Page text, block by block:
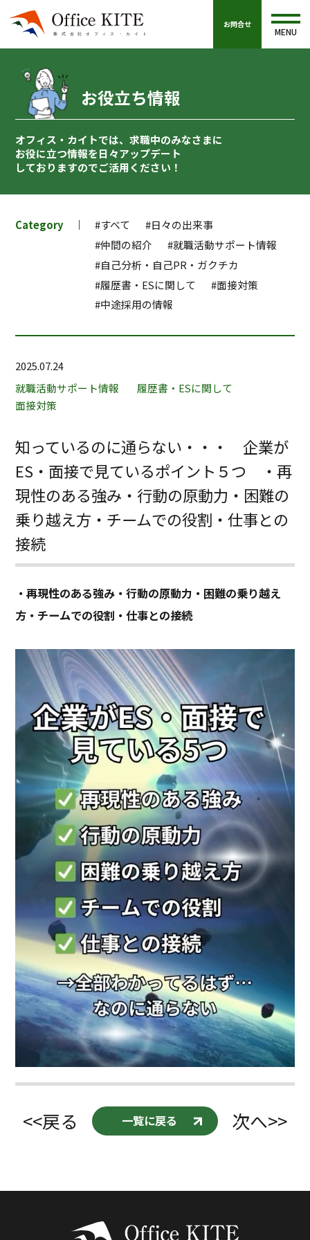
お問合せ
MENU
お役立ち情報
オフィス・カイトでは、求職中のみなさまに
お役に立つ情報を日々アップデート
しておりますのでご活用ください！
Category #すべて
#日々の出来事
#仲間の紹介
#就職活動サポート情報
#自己分析・自己PR・ガクチカ
#履歴書・ESに関して
#面接対策
#中途採用の情報
2025.07.24
就職活動サポート情報
履歴書・ESに関して
面接対策
知っているのに通らない・・・ 企業が
ES・面接で見ているポイント５つ ・再
現性のある強み・行動の原動力・困難の
乗り越え方・チームでの役割・仕事との
接続
・再現性のある強み・行動の原動力・困難の乗り越え
方・チームでの役割・仕事との接続
<<戻る 一覧に戻る 次へ>>